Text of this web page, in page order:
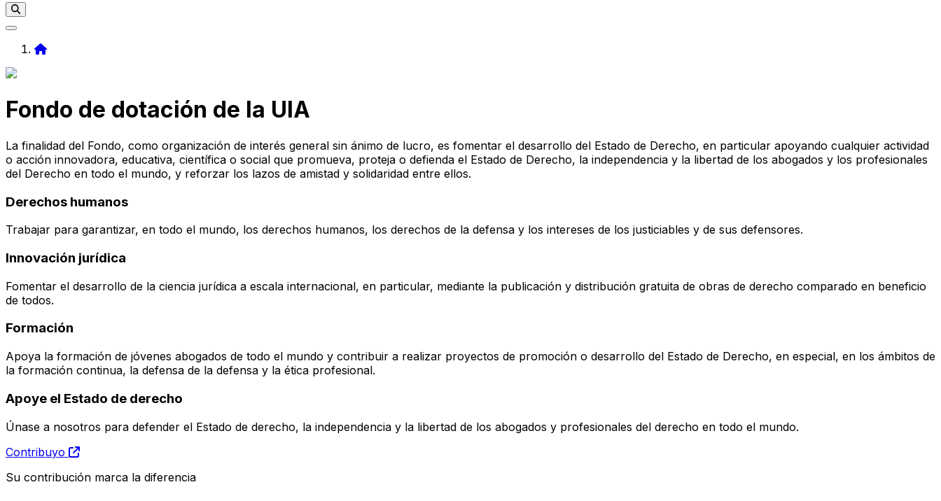
Fondo de dotación de la UIA
La finalidad del Fondo, como organización de interés general sin ánimo de lucro, es fomentar el desarrollo del Estado de Derecho, en particular apoyando cualquier actividad
o acción innovadora, educativa, científica o social que promueva, proteja o defienda el Estado de Derecho, la independencia y la libertad de los abogados y los profesionales
del Derecho en todo el mundo, y reforzar los lazos de amistad y solidaridad entre ellos.
Derechos humanos
Trabajar para garantizar, en todo el mundo, los derechos humanos, los derechos de la defensa y los intereses de los justiciables y de sus defensores.
Innovación jurídica
Fomentar el desarrollo de la ciencia jurídica a escala internacional, en particular, mediante la publicación y distribución gratuita de obras de derecho comparado en beneficio
de todos.
Formación
Apoya la formación de jóvenes abogados de todo el mundo y contribuir a realizar proyectos de promoción o desarrollo del Estado de Derecho, en especial, en los ámbitos de
la formación continua, la defensa de la defensa y la ética profesional.
Apoye el Estado de derecho
Únase a nosotros para defender el Estado de derecho, la independencia y la libertad de los abogados y profesionales del derecho en todo el mundo.
Contribuyo
Su contribución marca la diferencia